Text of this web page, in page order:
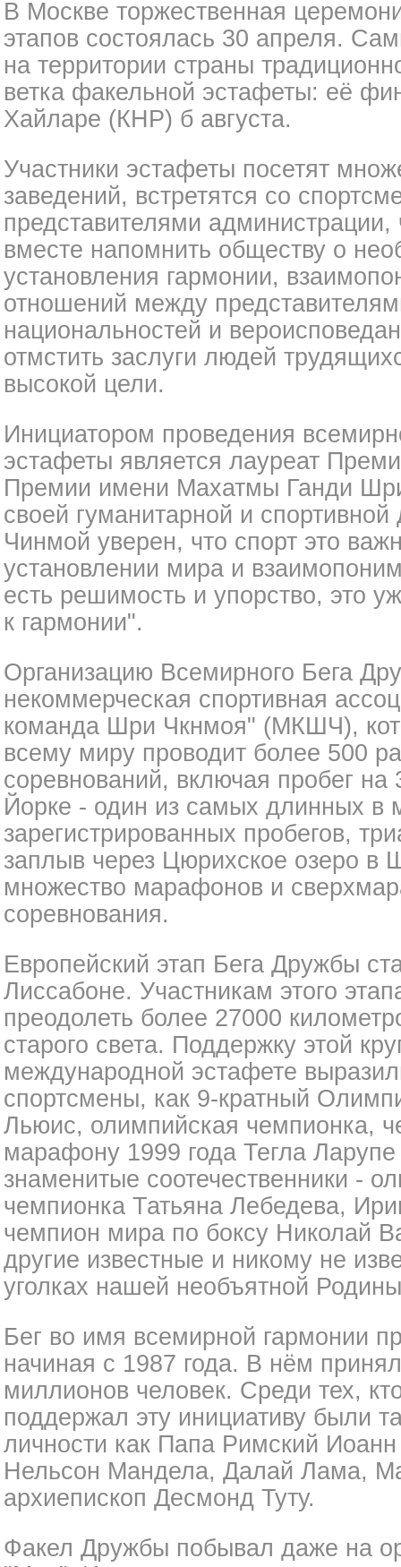
В Москве торжественная
этапов состоялась 30 апреля.
на территории страны
ветка факельной эстафеты: её
Хайларе (КНР) б августа.
Участники эстафеты посетят
заведений, встретятся со
представителями
вместе напомнить обществу о
установления гармонии,
отношений между
национальностей и
отмстить заслуги людей
высокой цели.
Инициатором проведения
эстафеты является лауреат
Премии имени Махатмы Ганди
своей гуманитарной и
Чинмой уверен, что спорт это
установлении мира и
есть решимость и упорство, это
к гармонии".
Организацию Всемирного Бега
некоммерческая спортивная
команда Шри Чкнмоя" (МКШЧ),
всему миру проводит более 500
соревнований, включая пробег
Йорке - один из самых длинных в
зарегистрированных пробегов,
заплыв через Цюрихское озеро в
множество марафонов и
соревнования.
Европейский этап Бега Дружбы
Лиссабоне. Участникам этого
преодолеть более 27000
старого света. Поддержку этой
международной эстафете
спортсмены, как 9-кратный
Льюис, олимпийская чемпионка,
марафону 1999 года Тегла
знаменитые соотечественники -
чемпионка Татьяна Лебедева,
чемпион мира по боксу Николай
другие известные и никому не
уголках нашей необъятной
Бег во имя всемирной гармонии
начиная с 1987 года. В нём
миллионов человек. Среди тех,
поддержал эту инициативу были
личности как Папа Римский
Нельсон Мандела, Далай Лама,
архиепископ Десмонд Туту.
Факел Дружбы побывал даже на